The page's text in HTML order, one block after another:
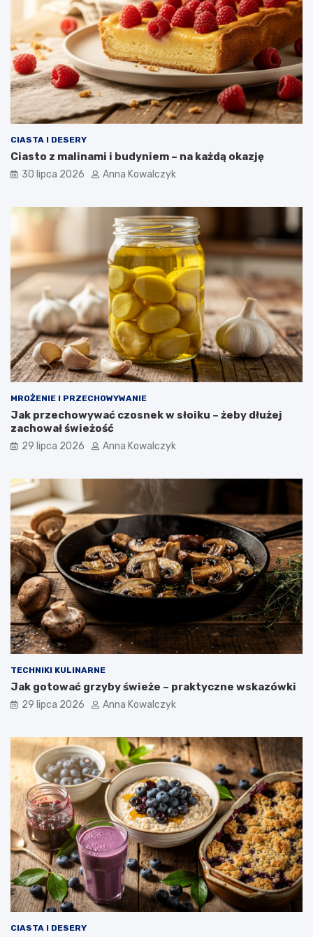
CIASTA I DESERY
Ciasto z malinami i budyniem – na każdą okazję
30 lipca 2026 Anna Kowalczyk
MROŻENIE I PRZECHOWYWANIE
Jak przechowywać czosnek w słoiku – żeby dłużej
zachował świeżość
29 lipca 2026 Anna Kowalczyk
TECHNIKI KULINARNE
Jak gotować grzyby świeże – praktyczne wskazówki
29 lipca 2026 Anna Kowalczyk
CIASTA I DESERY